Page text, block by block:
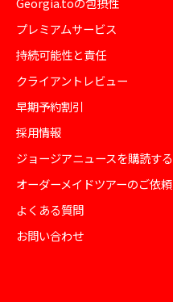
プレミアムサービス
持続可能性と責任
クライアントレビュー
早期予約割引
採用情報
ジョージアニュースを購読する
オーダーメイドツアーのご依頼
よくある質問
お問い合わせ